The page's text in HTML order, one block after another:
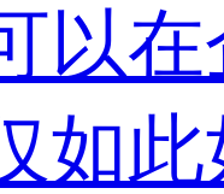
以
如